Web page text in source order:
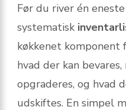
Før du river én
systematisk
køkkenet komponent
hvad der kan
opgraderes, og hvad
udskiftes. En simpel